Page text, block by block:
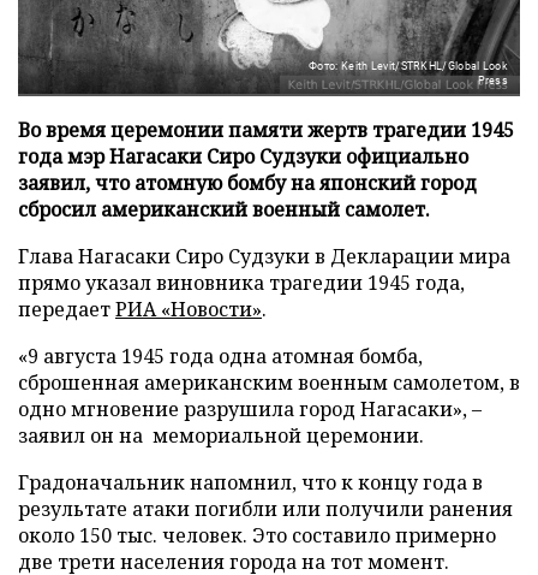
Фото: Keith Levit/STRKHL/Global Look
Press
Во время церемонии памяти жертв трагедии 1945
года мэр Нагасаки Сиро Судзуки официально
заявил, что атомную бомбу на японский город
сбросил американский военный самолет.
Глава Нагасаки Сиро Судзуки в Декларации мира
прямо указал виновника трагедии 1945 года,
передаетРИА «Новости».
«9 августа 1945 года одна атомная бомба,
сброшенная американским военным самолетом, в
одно мгновение разрушила город Нагасаки», –
заявил он на мемориальной церемонии.
Градоначальник напомнил, что к концу года в
результате атаки погибли или получили ранения
около 150 тыс. человек. Это составило примерно
две трети населения города на тот момент.